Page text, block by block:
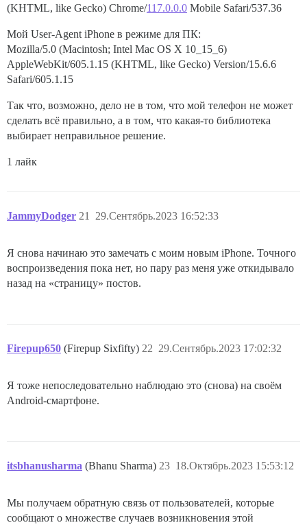
(KHTML, like Gecko) Chrome/117.0.0.0 Mobile Safari/537.36
Мой User-Agent iPhone в режиме для ПК:
Mozilla/5.0 (Macintosh; Intel Mac OS X 10_15_6)
AppleWebKit/605.1.15 (KHTML, like Gecko) Version/15.6.6
Safari/605.1.15
Так что, возможно, дело не в том, что мой телефон не может
сделать всё правильно, а в том, что какая-то библиотека
выбирает неправильное решение.
1 лайк
JammyDodger 29.Сентябрь.2023 16:52:33
21
Я снова начинаю это замечать с моим новым iPhone. Точного
воспроизведения пока нет, но пару раз меня уже откидывало
назад на «страницу» постов.
Firepup650 (Firepup Sixfifty) 29.Сентябрь.2023 17:02:32
22
Я тоже непоследовательно наблюдаю это (снова) на своём
Android-смартфоне.
itsbhanusharma (Bhanu Sharma) 18.Октябрь.2023 15:53:12
23
Мы получаем обратную связь от пользователей, которые
сообщают о множестве случаев возникновения этой